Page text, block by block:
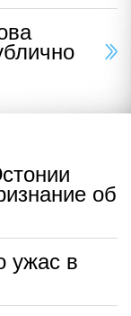
об
ужас в